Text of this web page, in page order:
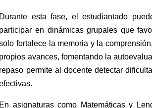
esta fase, el estudiantado
en dinámicas grupales que
fortalece la memoria y la
avances, fomentando la
permite al docente detectar
asignaturas como Matemáticas y